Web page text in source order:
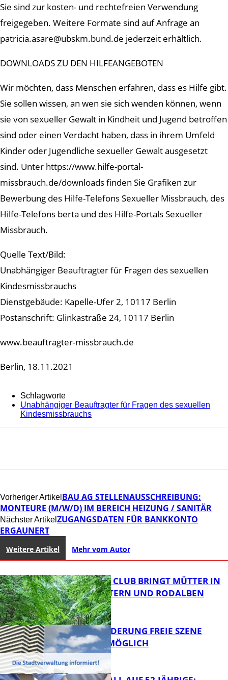
Sie sind zur kosten- und rechtefreien Verwendung
freigegeben. Weitere Formate sind auf Anfrage an
patricia.asare@ubskm.bund.de jederzeit erhältlich.
DOWNLOADS ZU DEN HILFEANGEBOTEN
Wir möchten, dass Menschen erfahren, dass es Hilfe gibt.
Sie sollen wissen, an wen sie sich wenden können, wenn
sie von sexueller Gewalt in Kindheit und Jugend betroffen
sind oder einen Verdacht haben, dass in ihrem Umfeld
Kinder oder Jugendliche sexueller Gewalt ausgesetzt
sind. Unter https://www.hilfe-portal-
missbrauch.de/downloads finden Sie Grafiken zur
Bewerbung des Hilfe-Telefons Sexueller Missbrauch, des
Hilfe-Telefons berta und des Hilfe-Portals Sexueller
Missbrauch.
Quelle Text/Bild:
Unabhängiger Beauftragter für Fragen des sexuellen
Kindesmissbrauchs
Dienstgebäude: Kapelle-Ufer 2, 10117 Berlin
Postanschrift: Glinkastraße 24, 10117 Berlin
www.beauftragter-missbrauch.de
Berlin, 18.11.2021
Schlagworte
Unabhängiger Beauftragter für Fragen des sexuellen
Kindesmissbrauchs
Vorheriger Artikel BAU AG STELLENAUSSCHREIBUNG:
MONTEURE (M/W/D) IM BEREICH HEIZUNG / SANITÄR
Nächster Artikel ZUGANGSDATEN FÜR BANKKONTO
ERGAUNERT
Weitere Artikel Mehr vom Autor
FB News
NEUER MOM CLUB BRINGT MÜTTER IN
KAISERSLAUTERN UND RODALBEN
ZUSAMMEN
PROJEKTFÖRDERUNG FREIE SZENE
WEITERHIN MÖGLICH